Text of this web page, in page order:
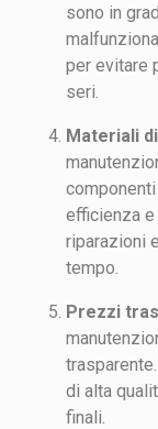
sono in
per evitare
seri.
Materiali
efficienza e
riparazioni
tempo.
Prezzi
di alta
finali.